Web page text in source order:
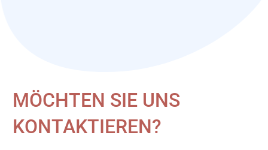
MÖCHTEN SIE UNS
KONTAKTIEREN?